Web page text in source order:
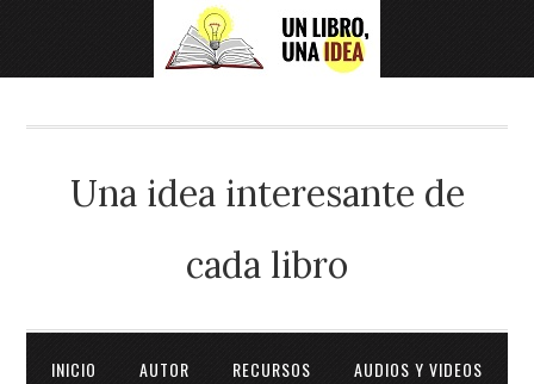
Una idea interesante de
cada libro
INICIO AUTOR RECURSOS AUDIOS Y VIDEOS